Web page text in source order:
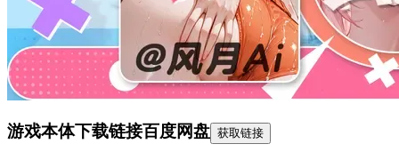
游戏本体下载链接百度网盘 获取链接